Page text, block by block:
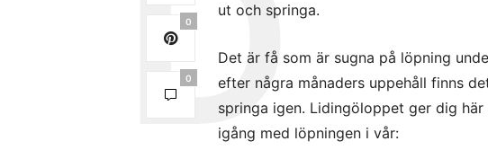
0
0
ut och springa.
Det är få som är sugna på löpning
efter några månaders uppehåll finns
springa igen. Lidingöloppet ger dig
igång med löpningen i vår: